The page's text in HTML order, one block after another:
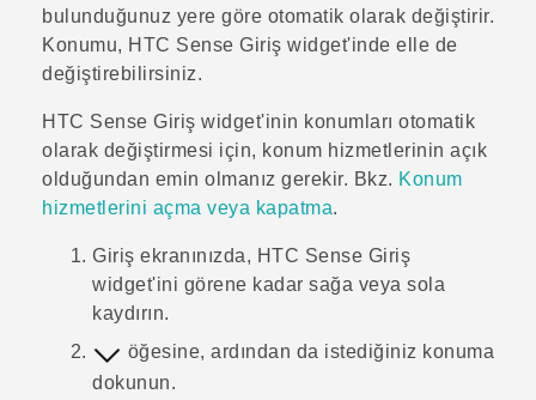
bulunduğunuz yere göre otomatik olarak değiştirir.
Konumu, HTC Sense Giriş widget'inde elle de
değiştirebilirsiniz.
HTC Sense Giriş widget'inin konumları otomatik
olarak değiştirmesi için, konum hizmetlerinin açık
olduğundan emin olmanız gerekir. Bkz. Konum
hizmetlerini açma veya kapatma.
Giriş ekranınızda, HTC Sense Giriş
widget'ini görene kadar sağa veya sola
kaydırın.
öğesine, ardından da istediğiniz konuma
dokunun.